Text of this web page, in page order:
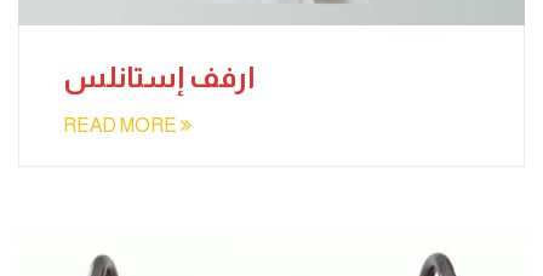
ارفف إستانلس
READ MORE